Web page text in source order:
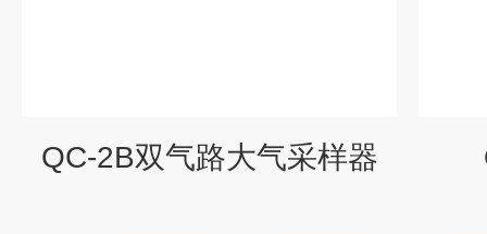
QC-2B双气路大气采样器